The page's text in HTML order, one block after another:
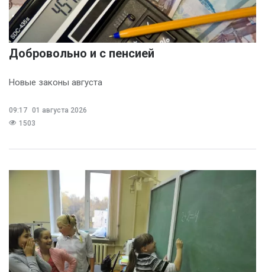
Добровольно и с пенсией
Новые законы августа
09:17 01 августа 2026
1503